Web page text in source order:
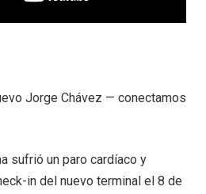
Jorge Chávez — conectamos
sufrió un paro cardíaco y
in del nuevo terminal el 8 de